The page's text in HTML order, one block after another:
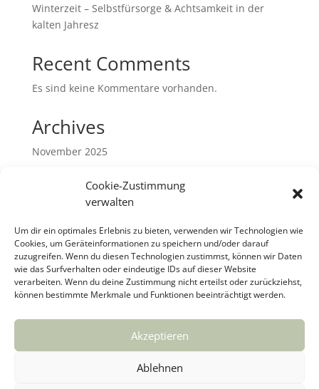
Cookie-Zustimmung
verwalten
Um dir ein optimales Erlebnis zu bieten, verwenden wir Technologien wie
Cookies, um Geräteinformationen zu speichern und/oder darauf
zuzugreifen. Wenn du diesen Technologien zustimmst, können wir Daten
wie das Surfverhalten oder eindeutige IDs auf dieser Website
verarbeiten. Wenn du deine Zustimmung nicht erteilst oder zurückziehst,
können bestimmte Merkmale und Funktionen beeinträchtigt werden.
Akzeptieren
Ablehnen
Winterzeit – Selbstfürsorge & Achtsamkeit in der
kalten Jahresz
Recent Comments
Es sind keine Kommentare vorhanden.
Archives
November 2025
Januar 2025
Dezember 2023
September 2023
Juni 2023
Mai 2023
März 2023